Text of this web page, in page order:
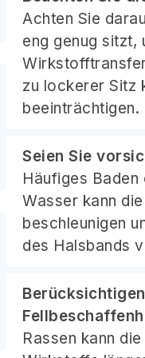
Achten Sie
eng genug sitzt,
zu lockerer Sitz
beeinträchtigen.
Seien Sie
Häufiges
Wasser kann
beschleunigen
des Halsbands
Rassen kann